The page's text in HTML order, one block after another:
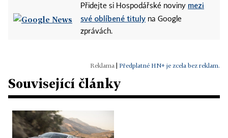
Přidejte si Hospodářské noviny mezi
své oblíbené tituly na Google
zprávách.
Předplatné HN+ je zcela bez reklam.
Související články